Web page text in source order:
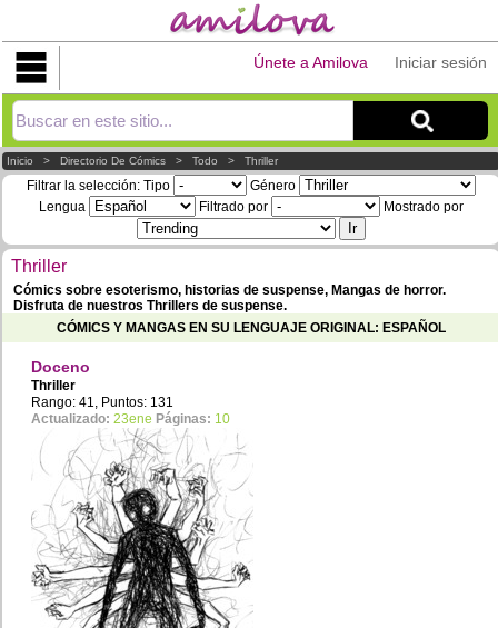
Iniciar sesión
Únete a Amilova
Inicio >Directorio De Cómics >Todo >Thriller
Filtrar la selección: Tipo
Género
Lengua
Filtrado por Mostrado por
Thriller
Cómics sobre esoterismo, historias de suspense, Mangas de horror.
Disfruta de nuestros Thrillers de suspense.
CÓMICS Y MANGAS EN SU LENGUAJE ORIGINAL: ESPAÑOL
Doceno
Thriller
Rango: 41, Puntos: 131
Actualizado: 23ene Páginas: 10